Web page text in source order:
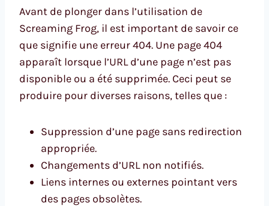
Avant de plonger dans l’utilisation de
Screaming Frog, il est important de savoir ce
que signifie une erreur 404. Une page 404
apparaît lorsque l’URL d’une page n’est pas
disponible ou a été supprimée. Ceci peut se
produire pour diverses raisons, telles que :
Suppression d’une page sans redirection
appropriée.
Changements d’URL non notifiés.
Liens internes ou externes pointant vers
des pages obsolètes.